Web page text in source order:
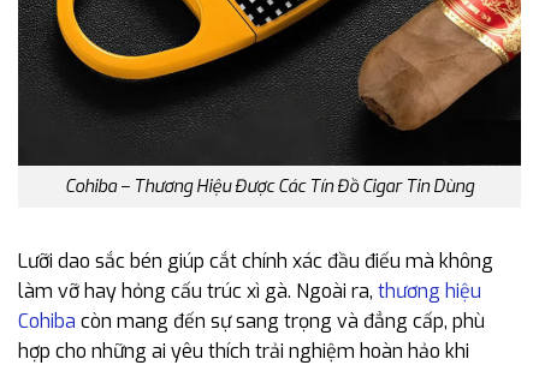
Cohiba – Thương Hiệu Được Các Tín Đồ Cigar Tin Dùng
Lưỡi dao sắc bén giúp cắt chính xác đầu điếu mà không
làm vỡ hay hỏng cấu trúc xì gà. Ngoài ra, thương hiệu
Cohiba còn mang đến sự sang trọng và đẳng cấp, phù
hợp cho những ai yêu thích trải nghiệm hoàn hảo khi